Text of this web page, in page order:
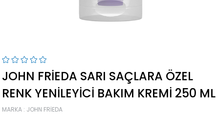
JOHN FRIEDA SARI SAÇLARA ÖZEL
RENK YENILEYICI BAKIM KREMI 250 ML
MARKA : JOHN FRIEDA